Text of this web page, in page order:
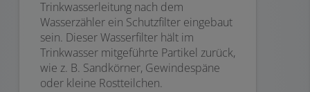
Trinkwasserleitung nach dem
Wasserzähler ein Schutzfilter eingebaut
sein. Dieser Wasserfilter hält im
Trinkwasser mitgeführte Partikel zurück,
wie z. B. Sandkörner, Gewindespäne
oder kleine Rostteilchen.